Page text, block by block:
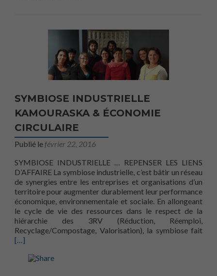
SYMBIOSE INDUSTRIELLE
KAMOURASKA & ÉCONOMIE
CIRCULAIRE
Publié le février 22, 2016
SYMBIOSE INDUSTRIELLE … REPENSER LES LIENS
D’AFFAIRE La symbiose industrielle, c’est bâtir un réseau
de synergies entre les entreprises et organisations d’un
territoire pour augmenter durablement leur performance
économique, environnementale et sociale. En allongeant
le cycle de vie des ressources dans le respect de la
hiérarchie des 3RV (Réduction, Réemploi,
Recyclage/Compostage, Valorisation), la symbiose faitEn
[…]